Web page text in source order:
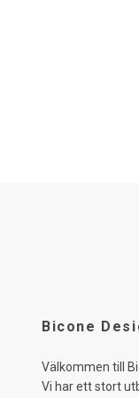
Bicone
Välkommen till
Vi har ett stort